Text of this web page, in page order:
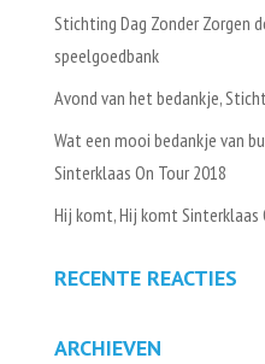
Stichting Dag Zonder Zorgen
speelgoedbank
Avond van het bedankje,
Wat een mooi bedankje van
Sinterklaas On Tour 2018
Hij komt, Hij komt Sinterklaas
RECENTE REACTIES
ARCHIEVEN